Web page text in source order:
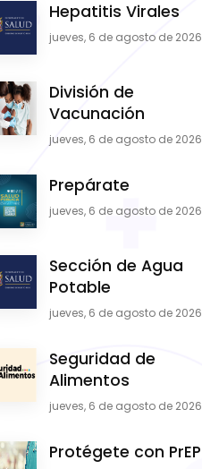
Hepatitis Virales
jueves, 6 de agosto de 2026
División de
Vacunación
jueves, 6 de agosto de 2026
Prepárate
jueves, 6 de agosto de 2026
Sección de Agua
Potable
jueves, 6 de agosto de 2026
Seguridad de
Alimentos
jueves, 6 de agosto de 2026
Protégete con PrEP